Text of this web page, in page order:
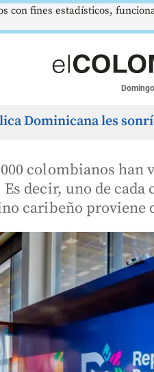
EUR/COP$3648 DESEMPLEO
Tasa Nacional
9,9 %
Pico y Placa
Domingo
Dominicana les
colombianos han
decir, uno de cada
caribeño proviene
con fines estadísticos,